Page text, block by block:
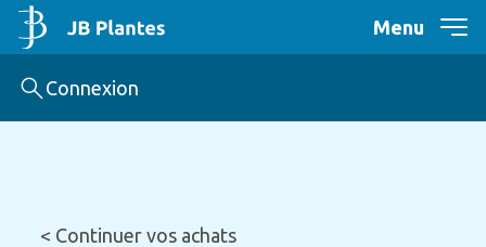
Menu
Connexion
< Continuer vos achats